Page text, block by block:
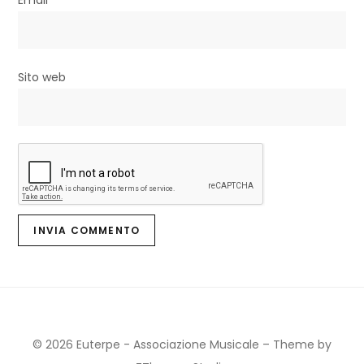
Sito web
© 2026 Euterpe - Associazione Musicale – Theme by